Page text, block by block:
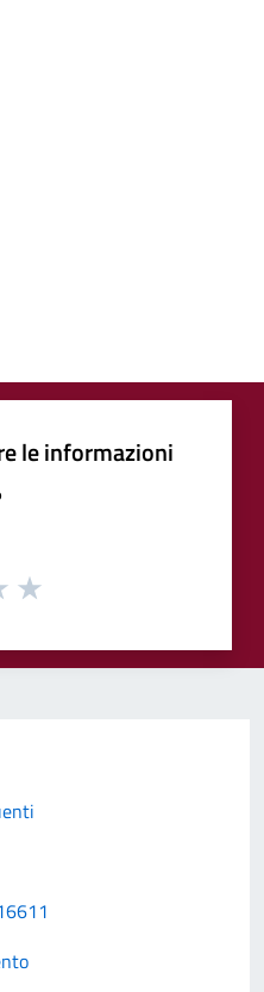
le informazioni